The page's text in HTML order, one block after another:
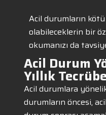
Acil durumların
olabileceklerin bir
okumanızı da
Acil Durum
Yıllık
Acil durumlara
durumların öncesi,